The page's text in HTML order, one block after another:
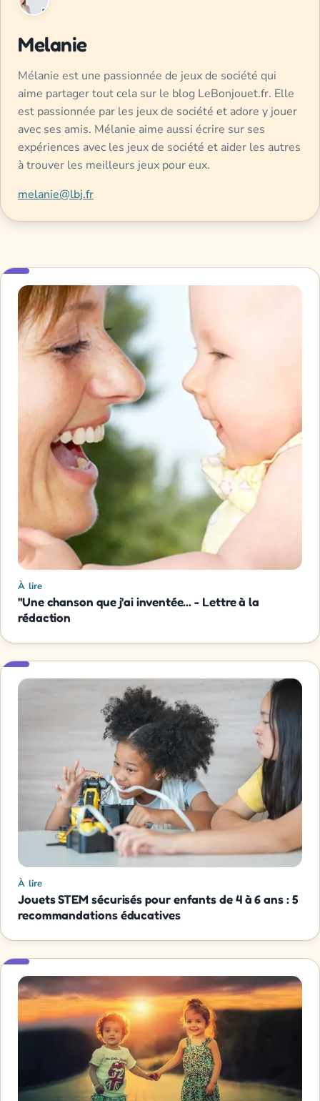
Melanie
Mélanie est une passionnée de jeux de société qui
aime partager tout cela sur le blog LeBonjouet.fr. Elle
est passionnée par les jeux de société et adore y jouer
avec ses amis. Mélanie aime aussi écrire sur ses
expériences avec les jeux de société et aider les autres
à trouver les meilleurs jeux pour eux.
melanie@lbj.fr
À lire
"Une chanson que j'ai inventée... - Lettre à la
rédaction
À lire
Jouets STEM sécurisés pour enfants de 4 à 6 ans : 5
recommandations éducatives